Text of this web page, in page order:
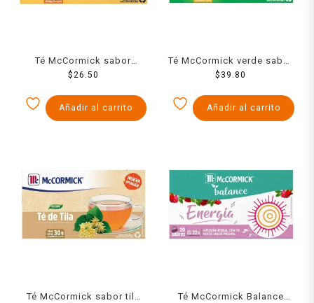
Té McCormick sabor
manzanilla y cúrcuma con
$ 26.50
Añadir al carrito
Té McCormick verde sabor
mango 25 sobres 35 g
$ 39.80
Añadir al carrito
Té McCormick sabor tila
Té McCormick Balance